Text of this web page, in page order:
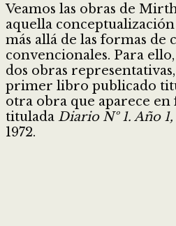
Veamos las obras de
aquella
más allá de las formas de
convencionales. Para
dos obras
primer libro publicado
otra obra que aparece
titulada Diario Nº 1. Año 1,
1972.